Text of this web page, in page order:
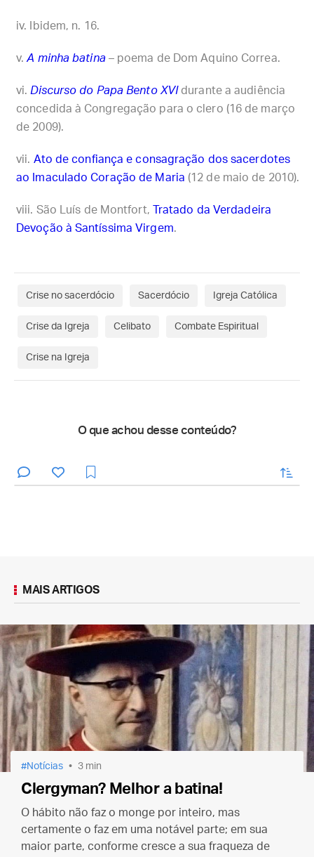
Ibidem, n. 16.
A minha batina– poema de Dom Aquino Correa.
Discurso do Papa Bento XVIdurante a audiência
concedida à Congregação para o clero (16 de março
de 2009).
Ato de confiança e consagração dos sacerdotes
ao Imaculado Coração de Maria (12 de maio de 2010).
São Luís de Montfort,
Tratado da Verdadeira
Devoção à Santíssima Virgem.
Crise no sacerdócio Sacerdócio Igreja Católica
Crise da Igreja Celibato Combate Espiritual
Crise na Igreja
O que achou desse conteúdo?
enviar
MAIS ARTIGOS
Notícias 3 min
Clergyman? Melhor a batina!
O hábito não faz o monge por inteiro, mas
certamente o faz em uma notável parte; em sua
maior parte, conforme cresce a sua fraqueza de